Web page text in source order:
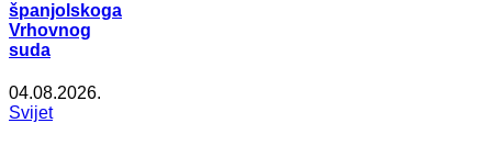
španjolskoga
Vrhovnog
suda
04.08.2026.
Svijet